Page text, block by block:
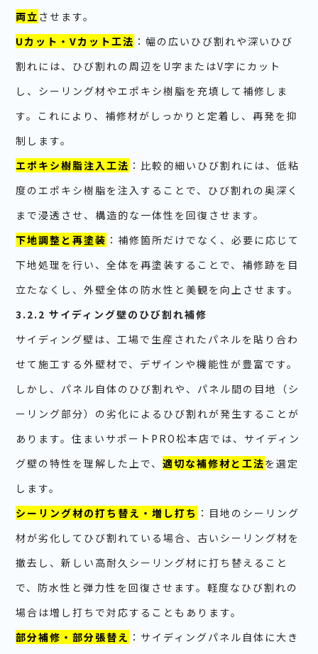
両立 させます。
Uカット・Vカット工法 ：幅の広いひび割れや深いひび
割れには、ひび割れの周辺をU字またはV字にカット
し、シーリング材やエポキシ樹脂を充填して補修しま
す。これにより、補修材がしっかりと定着し、再発を抑
制します。
エポキシ樹脂注入工法 ：比較的細いひび割れには、低粘
度のエポキシ樹脂を注入することで、ひび割れの奥深く
まで浸透させ、構造的な一体性を回復させます。
下地調整と再塗装 ：補修箇所だけでなく、必要に応じて
下地処理を行い、全体を再塗装することで、補修跡を目
立たなくし、外壁全体の防水性と美観を向上させます。
3.2.2 サイディング壁のひび割れ補修
サイディング壁は、工場で生産されたパネルを貼り合わ
せて施工する外壁材で、デザインや機能性が豊富です。
しかし、パネル自体のひび割れや、パネル間の目地（シ
ーリング部分）の劣化によるひび割れが発生することが
あります。住まいサポートPRO松本店では、サイディン
グ壁の特性を理解した上で、適切な補修材と工法を選定
します。
シーリング材の打ち替え・増し打ち ：目地のシーリング
材が劣化してひび割れている場合、古いシーリング材を
撤去し、新しい高耐久シーリング材に打ち替えること
で、防水性と弾力性を回復させます。軽度なひび割れの
場合は増し打ちで対応することもあります。
部分補修・部分張替え ：サイディングパネル自体に大き